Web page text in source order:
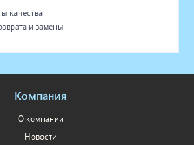
качества
и замены
Компания
О компании
Новости